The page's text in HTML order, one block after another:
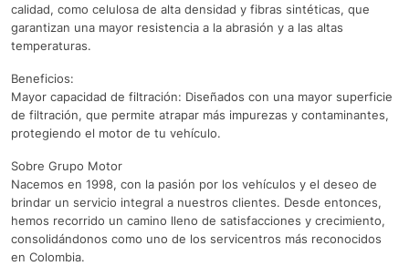
calidad, como celulosa de alta densidad y fibras sintéticas, que
garantizan una mayor resistencia a la abrasión y a las altas
temperaturas.
Beneficios:
Mayor capacidad de filtración: Diseñados con una mayor superficie
de filtración, que permite atrapar más impurezas y contaminantes,
protegiendo el motor de tu vehículo.
Sobre Grupo Motor
Nacemos en 1998, con la pasión por los vehículos y el deseo de
brindar un servicio integral a nuestros clientes. Desde entonces,
hemos recorrido un camino lleno de satisfacciones y crecimiento,
consolidándonos como uno de los servicentros más reconocidos
en Colombia.